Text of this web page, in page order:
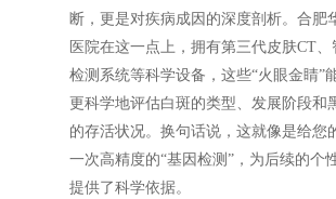
断，更是对疾病成因的深度剖析。合肥
医院在这一点上，拥有第三代皮肤CT
检测系统等科学设备，这些“火眼金睛”
更科学地评估白斑的类型、发展阶段和
的存活状况。换句话说，这就像是给您
一次高精度的“基因检测”，为后续的个
提供了科学依据。